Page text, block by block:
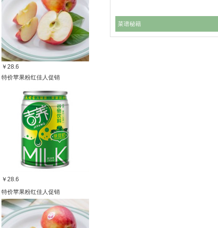
￥28.6
特价苹果粉红佳人促销
￥28.6
特价苹果粉红佳人促销
菜谱秘籍